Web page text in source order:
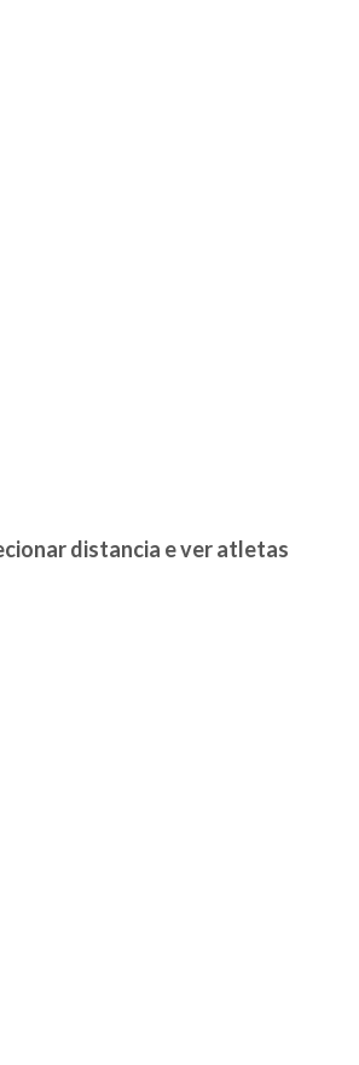
distancia e ver atletas